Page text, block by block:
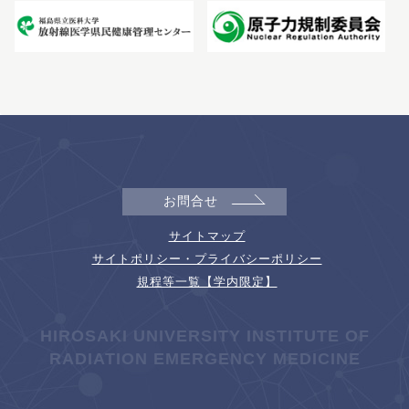
お問合せ
サイトマップ
サイトポリシー・プライバシーポリシー
規程等一覧【学内限定】
HIROSAKI UNIVERSITY INSTITUTE OF
RADIATION EMERGENCY MEDICINE